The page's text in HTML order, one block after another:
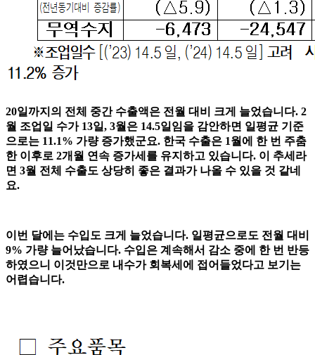
20일까지의 전체 중간 수출액은 전월 대비 크게 늘었습니다. 2
월 조업일 수가 13일, 3월은 14.5일임을 감안하면 일평균 기준
으로는 11.1% 가량 증가했군요. 한국 수출은 1월에 한 번 주춤
한 이후로 2개월 연속 증가세를 유지하고 있습니다. 이 추세라
면 3월 전체 수출도 상당히 좋은 결과가 나올 수 있을 것 같네
요.
이번 달에는 수입도 크게 늘었습니다. 일평균으로도 전월 대비
9% 가량 늘어났습니다. 수입은 계속해서 감소 중에 한 번 반등
하였으니 이것만으로 내수가 회복세에 접어들었다고 보기는
어렵습니다.